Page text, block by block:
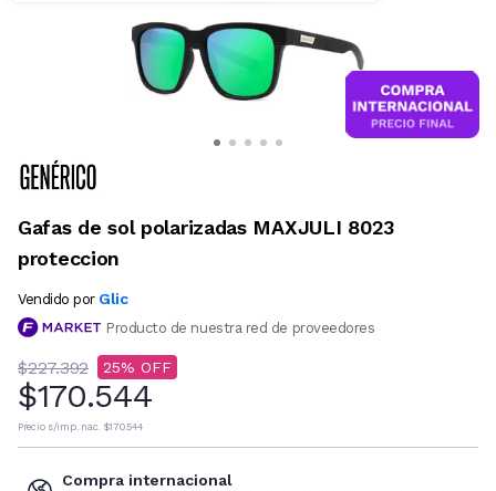
Gafas de sol polarizadas MAXJULI 8023
proteccion
Vendido por Glic
Producto de nuestra red de proveedores
$227.392 25
$170.544
Precio s/imp. nac. $170.544
Compra internacional